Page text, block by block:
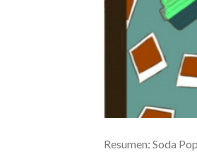
Resumen: Soda